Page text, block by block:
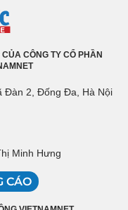
CÔNG TY CỔ PHẦN
Đàn 2, Đống Đa, Hà Nội
Minh Hưng
CÁO